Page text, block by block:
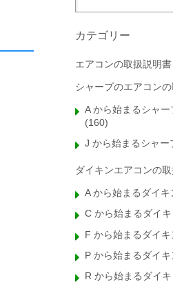
カテゴリー
エアコンの取扱説明書
シャープのエアコン
A から始まるシャ
(160)
J から始まるシャー
ダイキンエアコンの
A から始まるダイ
C から始まるダイ
F から始まるダイ
P から始まるダイ
R から始まるダイ